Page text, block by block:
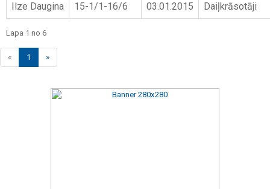
Ilze Daugina 15-1/1-16/6 03.01.2015 Daiļkrāsotāji
Lapa 1 no 6
« 1 »